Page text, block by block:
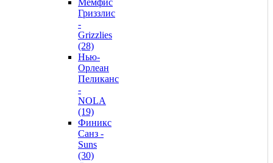
Гриззлис
-
Grizzlies
(28)
Нью-
Орлеан
Пеликанс
-
NOLA
(19)
Финикс
Санз -
Suns
(30)